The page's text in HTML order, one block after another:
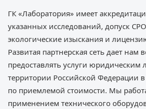
ГК «Лаборатория» имеет
указанных исследований, допуск
экологические изыскания и
Развитая партнерская сеть дает нам
предоставлять услуги юридическим
территории Российской Федерации
по приемлемой стоимости. Мы
применением технического